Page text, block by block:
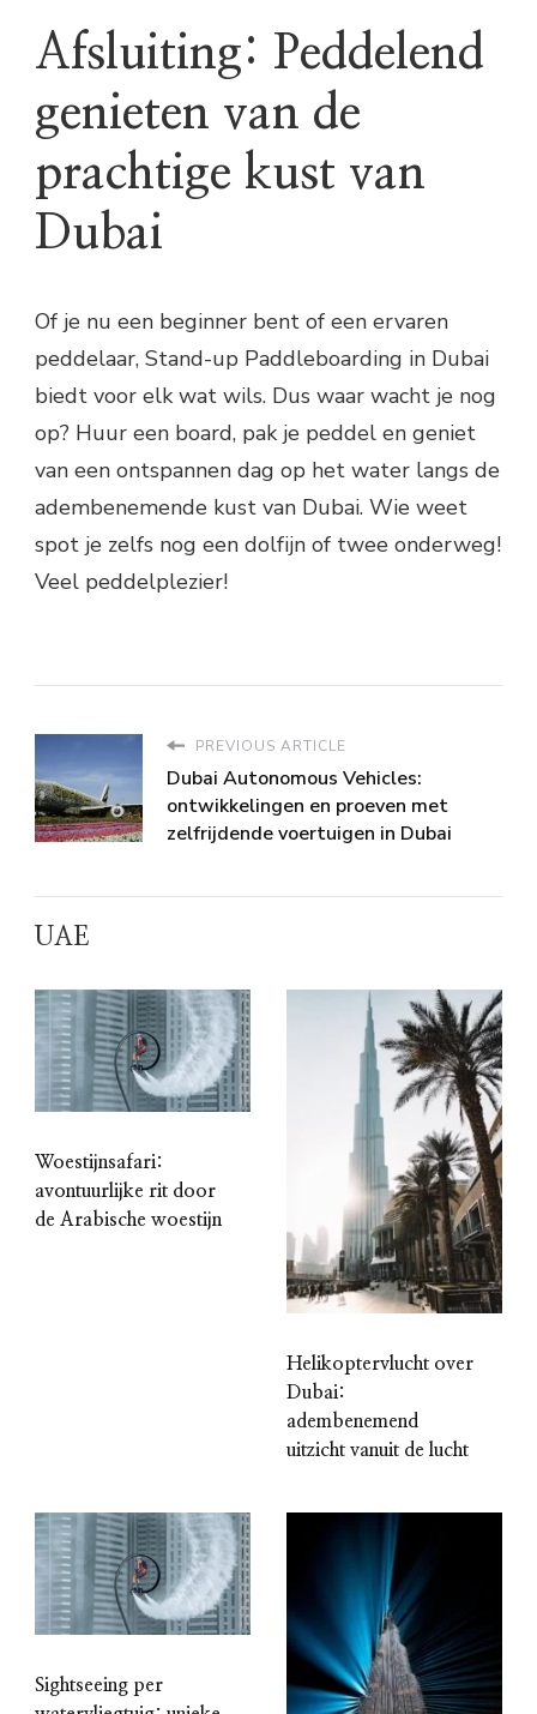
Afsluiting: Peddelend
genieten van de
prachtige kust van
Dubai
Of je nu een beginner bent of een ervaren
peddelaar, Stand-up Paddleboarding in Dubai
biedt voor elk wat wils. Dus waar wacht je nog
op? Huur een board, pak je peddel en geniet
van een ontspannen dag op het water langs de
adembenemende kust van Dubai. Wie weet
spot je zelfs nog een dolfijn of twee onderweg!
Veel peddelplezier!
PREVIOUS ARTICLE
Dubai Autonomous Vehicles:
ontwikkelingen en proeven met
zelfrijdende voertuigen in Dubai
UAE
Woestijnsafari:
avontuurlijke rit door
de Arabische woestijn
Helikoptervlucht over
Dubai:
adembenemend
uitzicht vanuit de lucht
Sightseeing per